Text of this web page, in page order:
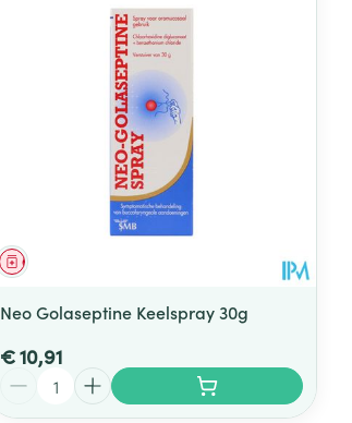
Geneesmiddel
Neo Golaseptine Keelspray 30g
€ 10,91